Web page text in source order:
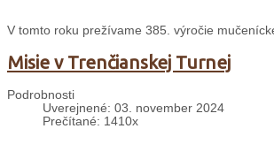
V tomto roku prežívame 385. výročie
Misie v Trenčianskej Turnej
Podrobnosti
Uverejnené: 03. november 2024
Prečítané: 1410x